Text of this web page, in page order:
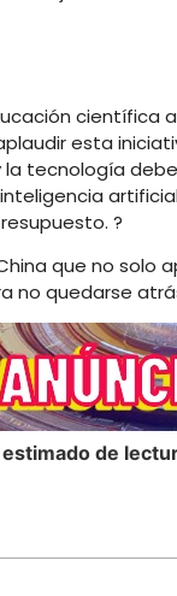
científica
esta
tecnología
?
que no solo
no quedarse
de